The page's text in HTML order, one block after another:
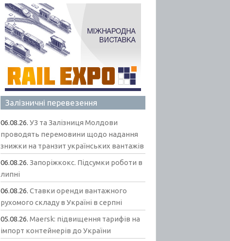
Залізничні перевезення
06.08.26.УЗ та Залізниця Молдови
проводять перемовини щодо надання
знижки на транзит українських вантажів
06.08.26.Запоріжкокс. Підсумки роботи в
липні
06.08.26.Ставки оренди вантажного
рухомого складу в Україні в серпні
05.08.26.Maersk: підвищення тарифів на
імпорт контейнерів до України